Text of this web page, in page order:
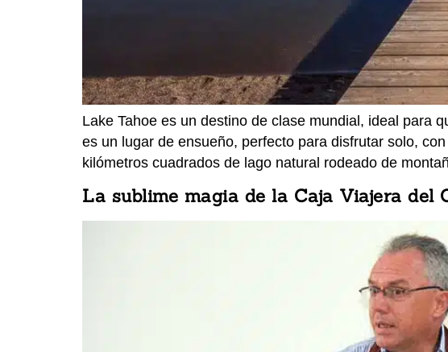
Lake Tahoe es un destino de clase mundial, ideal para
es un lugar de ensueño, perfecto para disfrutar solo,
kilómetros cuadrados de lago natural rodeado de
La sublime magia de la Caja Viajera del